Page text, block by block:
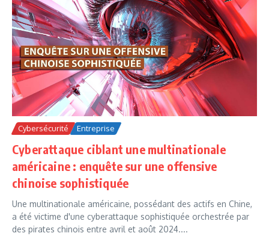
Cybersécurité Entreprise
Cyberattaque ciblant une multinationale
américaine : enquête sur une offensive
chinoise sophistiquée
Une multinationale américaine, possédant des actifs en Chine,
a été victime d'une cyberattaque sophistiquée orchestrée par
des pirates chinois entre avril et août 2024....